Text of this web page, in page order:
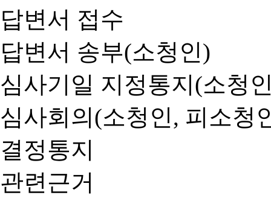
답변서 접수
답변서 송부(소청인)
심사기일 지정통지(소청
심사회의(소청인, 피소청
결정통지
관련근거